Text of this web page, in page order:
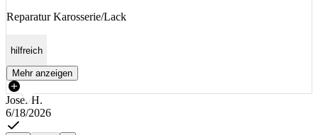
Reparatur Karosserie/Lack
hilfreich
Mehr anzeigen
Josef H.
6/18/2026